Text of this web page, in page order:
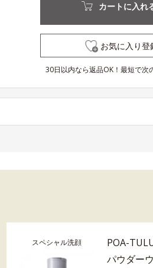
カートに入れ
お気に入り登
30日以内なら返品OK！最短で次
スペシャル洗顔
POA-
パウダー